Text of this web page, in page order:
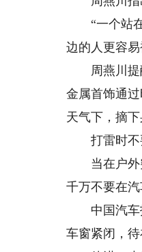
“一个站在
边的人更容易
周燕川提醒
金属首饰通
天气下，摘
打雷时不
当在户外突
千万不要在
中国汽车技
车窗紧闭，待